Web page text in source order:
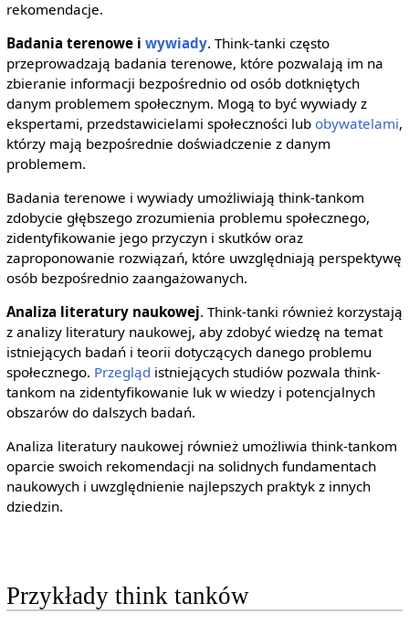
rekomendacje.
Badania terenowe i wywiady. Think-tanki często
przeprowadzają badania terenowe, które pozwalają im na
zbieranie informacji bezpośrednio od osób dotkniętych
danym problemem społecznym. Mogą to być wywiady z
ekspertami, przedstawicielami społeczności lub obywatelami,
którzy mają bezpośrednie doświadczenie z danym
problemem.
Badania terenowe i wywiady umożliwiają think-tankom
zdobycie głębszego zrozumienia problemu społecznego,
zidentyfikowanie jego przyczyn i skutków oraz
zaproponowanie rozwiązań, które uwzględniają perspektywę
osób bezpośrednio zaangażowanych.
Analiza literatury naukowej. Think-tanki również korzystają
z analizy literatury naukowej, aby zdobyć wiedzę na temat
istniejących badań i teorii dotyczących danego problemu
społecznego. Przegląd istniejących studiów pozwala think-
tankom na zidentyfikowanie luk w wiedzy i potencjalnych
obszarów do dalszych badań.
Analiza literatury naukowej również umożliwia think-tankom
oparcie swoich rekomendacji na solidnych fundamentach
naukowych i uwzględnienie najlepszych praktyk z innych
dziedzin.
Przykłady think tanków